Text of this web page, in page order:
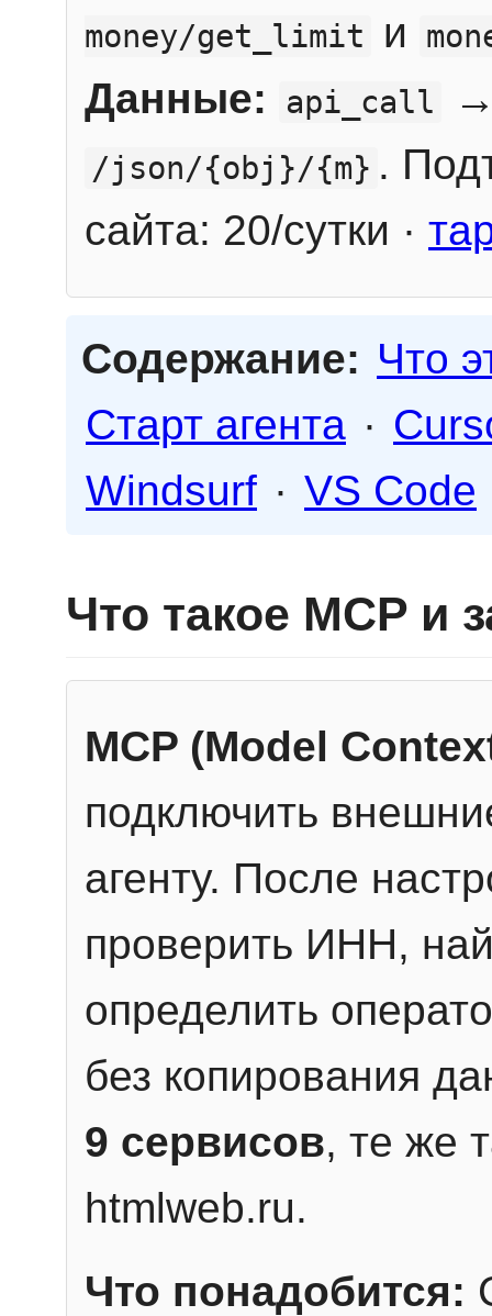
money/get_limit и
Данные: api_call
/json/{obj}/{m} .
сайта: 20/сутки ·
Содержание: Что
Старт агента ·
Windsurf · VS Code
Что такое MCP и
MCP (Model
подключить
агенту. После
проверить ИНН,
определить
без копирования
9 сервисов, те же
htmlweb.ru.
Что понадобится: